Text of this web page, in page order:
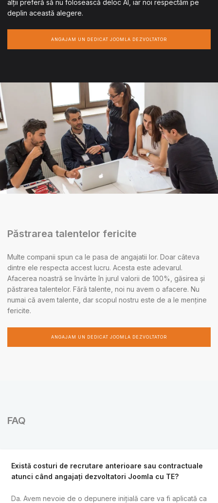
alții preferă să nu folosească deloc AI, iar noi respectăm pe
deplin această alegere.
ANGAJAM UN DEDICAT JOOMLA DEZVOLTATOR
Păstrarea talentelor fericite
Multe companii spun ca le pasa de angajatii lor. Doar câteva
dintre ele respecta accest lucru. Acesta este adevarul.
Afacerea noastră se învârte în jurul valorii de 100%, găsirea și
păstrarea talentelor. Fără talente, noi nu avem o afacere. Nu
numai că avem talente, dar scopul nostru este de a le menține
fericite.
ANGAJAM UN DEDICAT JOOMLA DEZVOLTATOR
FAQ
Există costuri de recrutare anterioare sau contractuale
atunci când angajați dezvoltatori Joomla cu TE?
Da. Avem nevoie de o depunere inițială care va fi aplicată ca